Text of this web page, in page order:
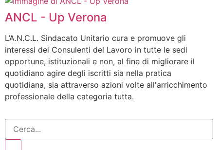
ANCL - Up Verona
L’A.N.C.L. Sindacato Unitario cura e promuove gli
interessi dei Consulenti del Lavoro in tutte le sedi
opportune, istituzionali e non, al fine di migliorare il
quotidiano agire degli iscritti sia nella pratica
quotidiana, sia attraverso azioni volte all'arricchimento
professionale della categoria tutta.